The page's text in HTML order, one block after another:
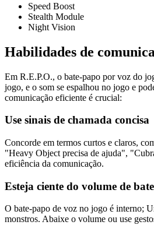
Speed Boost
Stealth Module
Night Vision
Habilidades de
Em R.E.P.O., o bate-papo por voz do
jogo, e o som se espalhou no jogo e
comunicação eficiente é crucial:
Use sinais de chamada concisa
Concorde em termos curtos e claros,
"Heavy Object precisa de ajuda",
eficiência da comunicação.
Esteja ciente do volume de
O bate-papo de voz no jogo é interno;
monstros. Abaixe o volume ou use